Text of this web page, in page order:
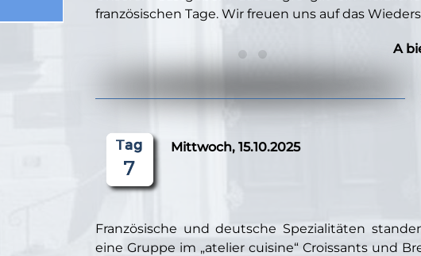
französischen Tage. Wir freuen uns auf das
A
Mittwoch, 15.10.2025
Französische und deutsche Spezialitäten
eine Gruppe im „atelier cuisine“ Croissants und